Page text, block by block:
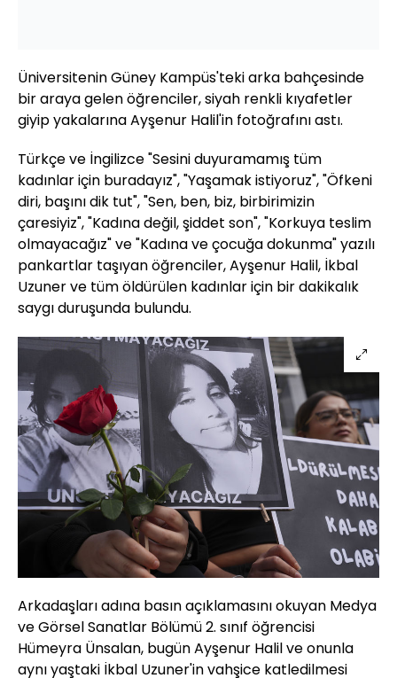
Üniversitenin Güney Kampüs'teki arka bahçesinde
bir araya gelen öğrenciler, siyah renkli kıyafetler
giyip yakalarına Ayşenur Halil'in fotoğrafını astı.
Türkçe ve İngilizce "Sesini duyuramamış tüm
kadınlar için buradayız", "Yaşamak istiyoruz", "Öfkeni
diri, başını dik tut", "Sen, ben, biz, birbirimizin
çaresiyiz", "Kadına değil, şiddet son", "Korkuya teslim
olmayacağız" ve "Kadına ve çocuğa dokunma" yazılı
pankartlar taşıyan öğrenciler, Ayşenur Halil, İkbal
Uzuner ve tüm öldürülen kadınlar için bir dakikalık
saygı duruşunda bulundu.
Arkadaşları adına basın açıklamasını okuyan Medya
ve Görsel Sanatlar Bölümü 2. sınıf öğrencisi
Hümeyra Ünsalan, bugün Ayşenur Halil ve onunla
aynı yaştaki İkbal Uzuner'in vahşice katledilmesi